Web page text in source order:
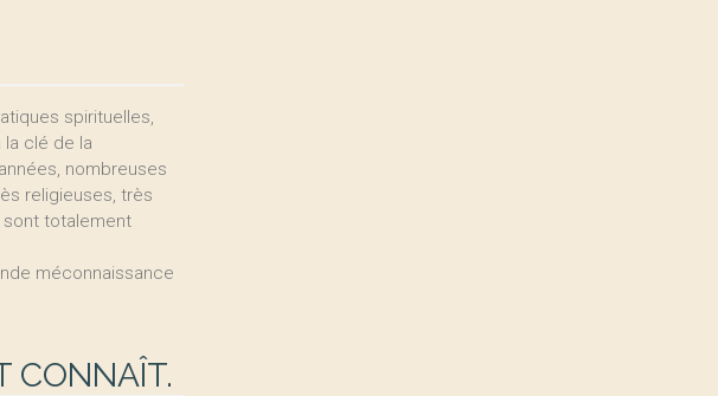
spirituelles,
la clé de la
nombreuses
religieuses, très
sont totalement
méconnaissance
CONNAÎT.